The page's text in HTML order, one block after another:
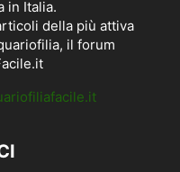
in Italia.
della più attiva
il forum